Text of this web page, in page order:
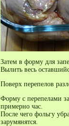
Затем в форму для
Вылить весь
Поверх перепелов
Форму с перепелами
примерно час.
После чего фольгу
зарумянятся.